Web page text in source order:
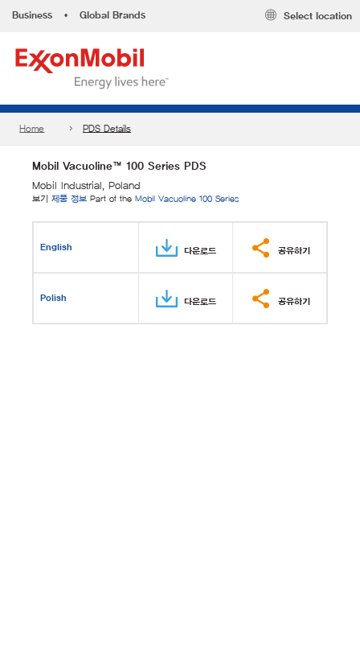
Business • Global Brands Select location
Home PDS Details
Mobil Vacuoline™ 100 Series PDS
Mobil Industrial, Poland
보기 제품 정보 Part of the Mobil Vacuoline 100 Series
English 다운로드 공유하기
Polish 다운로드 공유하기